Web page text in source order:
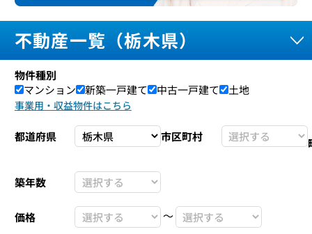
不動産一覧（栃木県）
物件種別
マンション
新築一戸建て 中古一戸建て 土地
事業用・収益物件はこちら
都道府県 市区町村
築年数
価格 〜